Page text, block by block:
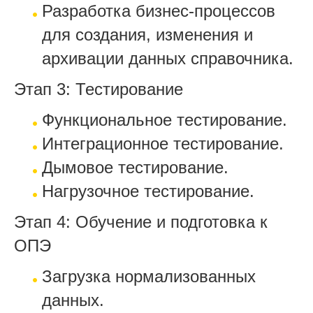
Разработка бизнес-процессов
для создания, изменения и
архивации данных справочника.
Этап 3: Тестирование
Функциональное тестирование.
Интеграционное тестирование.
Дымовое тестирование.
Нагрузочное тестирование.
Этап 4: Обучение и подготовка к
ОПЭ
Загрузка нормализованных
данных.